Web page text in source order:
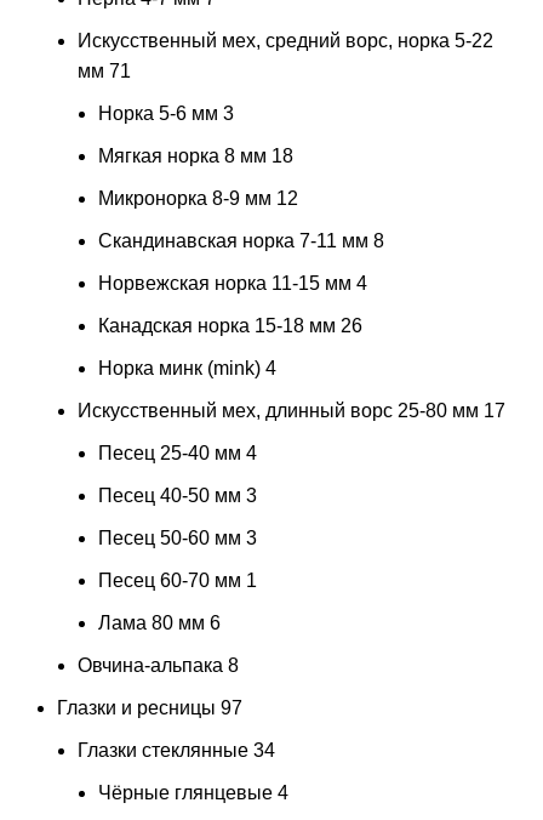
Искусственный мех, средний ворс, норка 5-22
мм 71
Норка 5-6 мм 3
Мягкая норка 8 мм 18
Микронорка 8-9 мм 12
Скандинавская норка 7-11 мм 8
Норвежская норка 11-15 мм 4
Канадская норка 15-18 мм 26
Норка минк (mink) 4
Искусственный мех, длинный ворс 25-80 мм 17
Песец 25-40 мм 4
Песец 40-50 мм 3
Песец 50-60 мм 3
Песец 60-70 мм 1
Лама 80 мм 6
Овчина-альпака 8
Глазки и ресницы 97
Глазки стеклянные 34
Чёрные глянцевые 4